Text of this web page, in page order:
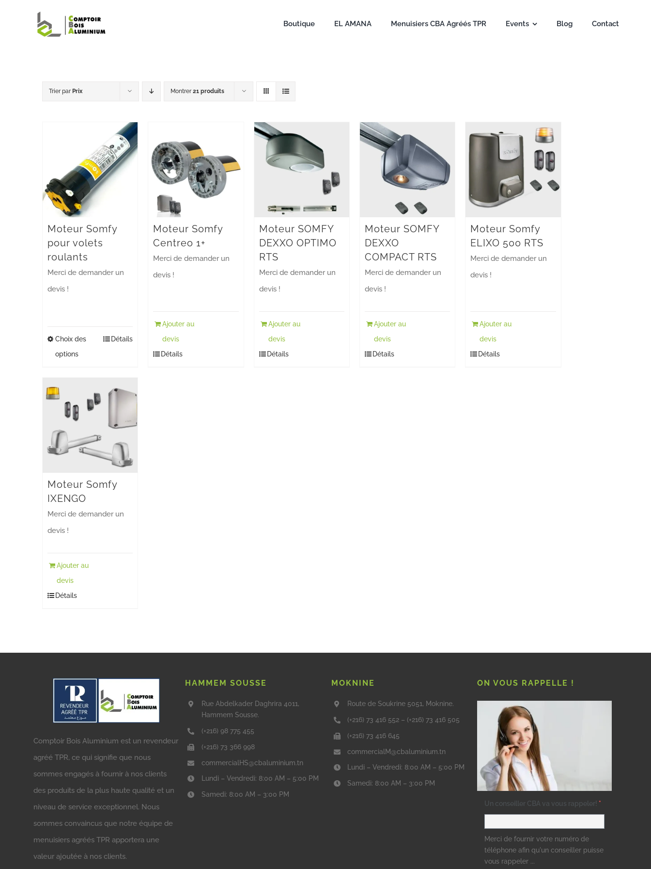
Boutique EL AMANA Menuisiers CBA Agréés TPR Events Blog Contact
Trier par Prix Montrer21 produits
Moteur Somfy
pour volets
roulants
Merci de demander un
devis !
Choix des
options
plusieurs
variations.
options
peuvent
choisies
Détails
Moteur Somfy
Centreo 1+
Merci de demander un
devis !
Ajouter au
devis
Détails
Moteur SOMFY
DEXXO OPTIMO
RTS
Merci de demander un
devis !
Ajouter au
devis
Détails
Moteur SOMFY
DEXXO
COMPACT RTS
Merci de demander un
devis !
Ajouter au
devis
Détails
Moteur Somfy
ELIXO 500 RTS
Merci de demander un
devis !
Ajouter au
devis
Détails
Moteur Somfy
IXENGO
Merci de demander un
devis !
Ajouter au
devis
Détails
Comptoir Bois Aluminium est un revendeur
agréé TPR, ce qui signifie que nous
sommes engagés à fournir à nos clients
des produits de la plus haute qualité et un
niveau de service exceptionnel. Nous
sommes convaincus que notre équipe de
menuisiers agréés TPR apportera une
valeur ajoutée à nos clients.
HAMMEM SOUSSE
Rue Abdelkader Daghrira 4011,
Hammem Sousse.
(+216) 98 775 455
(+216) 73 366 998
commercialHS@cbaluminium.tn
Lundi – Vendredi: 8:00 AM – 5:00 PM
Samedi: 8:00 AM – 3:00 PM
MOKNINE
Route de Soukrine 5051, Moknine.
(+216) 73 416 552 – (+216) 73 416 505
(+216) 73 416 645
commercialM@cbaluminium.tn
Lundi – Vendredi: 8:00 AM – 5:00 PM
Samedi: 8:00 AM – 3:00 PM
ON VOUS RAPPELLE !
Un conseiller CBA va vous rappeler! *
Merci de fournir votre numéro de
téléphone afin qu'un conseiller puisse
vous rappeler ...